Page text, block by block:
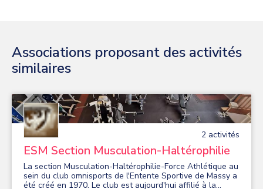
Associations proposant des activités
similaires
2 activités
ESM Section Musculation-Haltérophilie
La section Musculation-Haltérophilie-Force Athlétique au
sein du club omnisports de l'Entente Sportive de Massy a
été créé en 1970. Le club est aujourd'hui affilié à la